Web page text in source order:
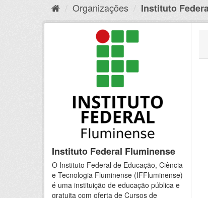
Organizações Instituto
Instituto Federal Fluminense
O Instituto Federal de Educação, Ciência
e Tecnologia Fluminense (IFFluminense)
é uma instituição de educação pública e
gratuita com oferta de Cursos de